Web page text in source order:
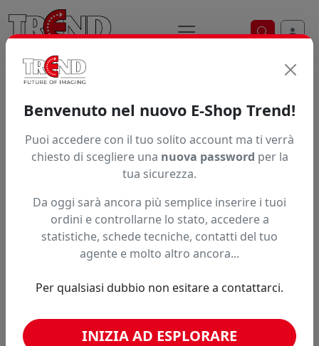
Ricerca
FLEECE CARPET 900 FR
Benvenuto nel nuovo E-Shop Trend!
Puoi accedere con il tuo solito account ma ti verrà
chiesto di scegliere una nuova password per la
tua sicurezza.
Da oggi sarà ancora più semplice inserire i tuoi
ordini e controllarne lo stato, accedere a
statistiche, schede tecniche, contatti del tuo
agente e molto altro ancora...
Per qualsiasi dubbio non esitare a contattarci.
INIZIA AD ESPLORARE